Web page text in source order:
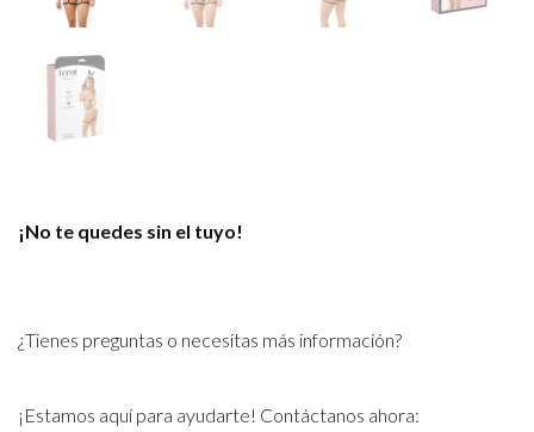
¡No te quedes sin el tuyo!
¿Tienes preguntas o necesitas más información?
¡Estamos aquí para ayudarte! Contáctanos ahora: